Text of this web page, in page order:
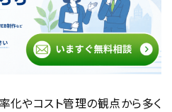
み
条件との関係
約金ルールの変遷
組み」でもあり、制度変更にも注
化やコスト管理の観点から多く